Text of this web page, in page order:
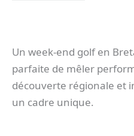
Un week-end golf en
parfaite de mêler
découverte régionale et
un cadre unique.